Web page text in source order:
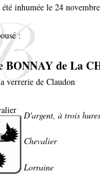
été inhumée le 24
:
BONNAY de La
verrerie de Claudon
D'argent, à trois
Chevalier
Lorraine